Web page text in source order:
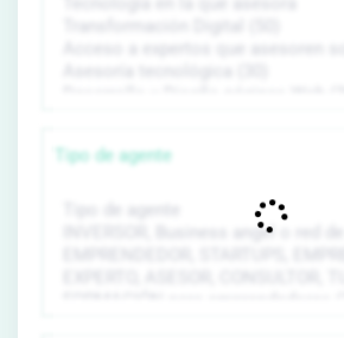
Tipo de agente